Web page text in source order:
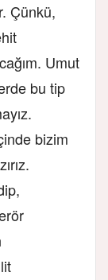
Çünkü,
Umut
bu tip
bizim